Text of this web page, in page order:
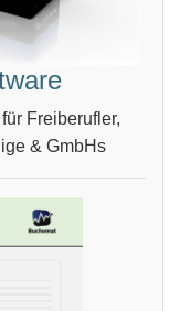
Freiberufler,
& GmbHs